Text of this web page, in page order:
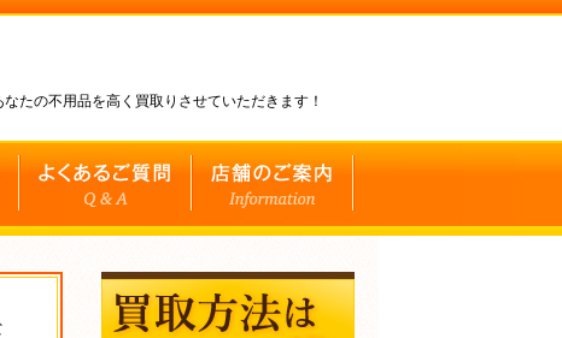
たの不用品を高く買取りさせていただきます！